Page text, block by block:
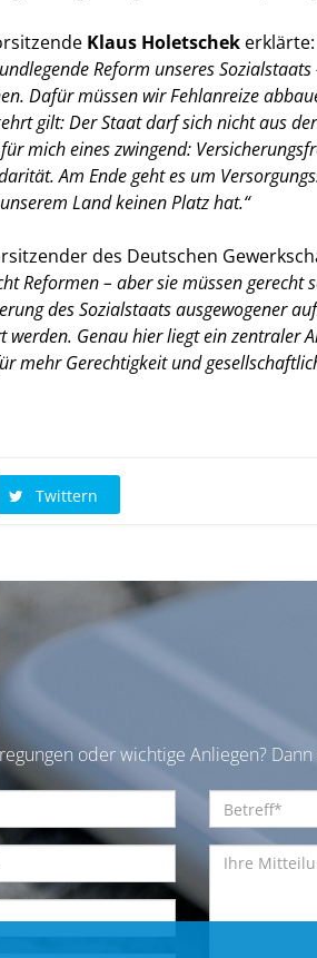
Klaus Holetschek erklärte:
Reform unseres
Dafür müssen wir Fehlanreize
gilt: Der Staat darf sich nicht aus
mich eines zwingend:
Am Ende geht es um
Land keinen Platz hat.“
des Deutschen
Reformen – aber sie müssen gerecht
des Sozialstaats ausgewogener
werden. Genau hier liegt ein zentraler
mehr Gerechtigkeit und
Twittern
oder wichtige Anliegen?